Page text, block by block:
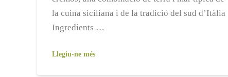
la cuina siciliana i de la tradició del sud d’Itàlia
Ingredients …
Llegiu-ne més